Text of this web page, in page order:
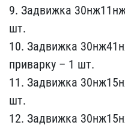
9. Задвижка
шт.​
10. Задвижка
приварк​у – 1 шт.
11. Задвижка
шт.
12. Задвижка